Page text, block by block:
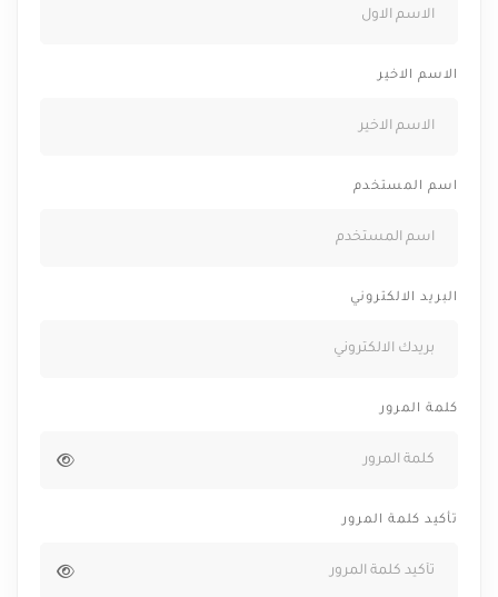
الاسم الاخير
اسم المستخدم
البريد الالكتروني
كلمة المرور
تأكيد كلمة المرور